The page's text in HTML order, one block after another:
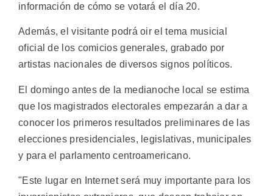
información de cómo se votará el día 20.
Además, el visitante podrá oir el tema musicial
oficial de los comicios generales, grabado por
artistas nacionales de diversos signos políticos.
El domingo antes de la medianoche local se estima
que los magistrados electorales empezarán a dar a
conocer los primeros resultados preliminares de las
elecciones presidenciales, legislativas, municipales
y para el parlamento centroamericano.
"Este lugar en Internet será muy importante para los